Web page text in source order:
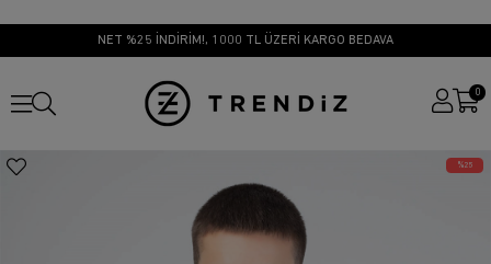
NET %25 İNDİRİM!, 1000 TL ÜZERİ KARGO BEDAVA
0
25